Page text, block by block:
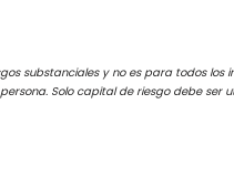
substanciales y no es para todos
Solo capital de riesgo debe